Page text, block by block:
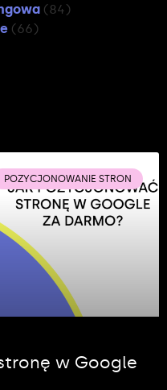
(84)
(66)
POZYCJONOWANIE STRON
w Google